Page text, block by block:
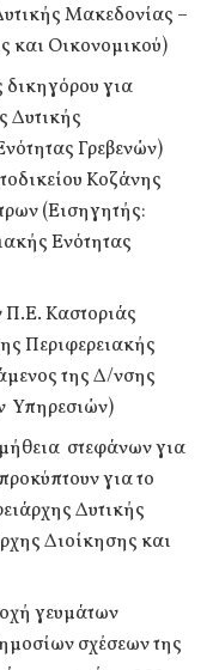
Μακεδονίας –
και Οικονομικού)
για
Δυτικής
Γρεβενών)
Κοζάνης
(Εισηγητής:
Ενότητας
Καστοριάς
Περιφερειακής
της Δ/νσης
Υπηρεσιών)
στεφάνων για
για το
Δυτικής
Διοίκησης και
γευμάτων
σχέσεων της